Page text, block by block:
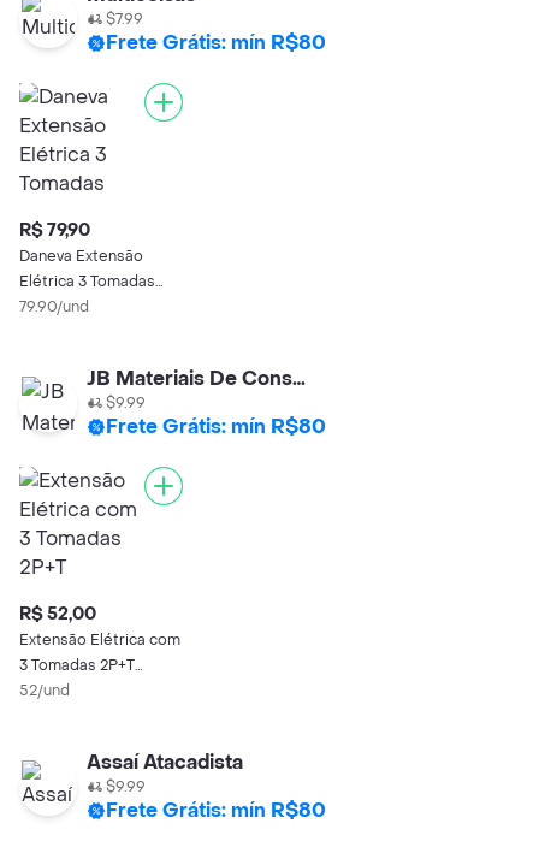
$7.99
Frete Grátis: mín R$80
R$ 79,90
Daneva Extensão
Elétrica 3 Tomadas
2P+T Branco 10A - 5m
79.90/und
JB Materiais De Construção
$9.99
Frete Grátis: mín R$80
R$ 52,00
Extensão Elétrica com
3 Tomadas 2P+T
Daneva Bivolt 10A - 3m
52/und
Assaí Atacadista
$9.99
Frete Grátis: mín R$80